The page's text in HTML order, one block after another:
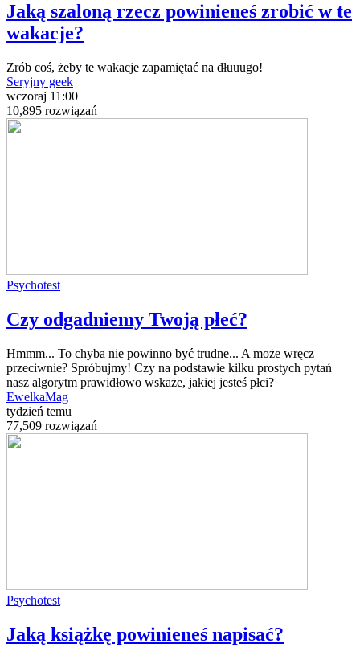
Jaką szaloną rzecz powinieneś zrobić w te
wakacje?
Zrób coś, żeby te wakacje zapamiętać na dłuuugo!
Seryjny geek
wczoraj 11:00
10,895 rozwiązań
Psychotest
Czy odgadniemy Twoją płeć?
Hmmm... To chyba nie powinno być trudne... A może wręcz
przeciwnie? Spróbujmy! Czy na podstawie kilku prostych pytań
nasz algorytm prawidłowo wskaże, jakiej jesteś płci?
EwelkaMag
tydzień temu
77,509 rozwiązań
Psychotest
Jaką książkę powinieneś napisać?